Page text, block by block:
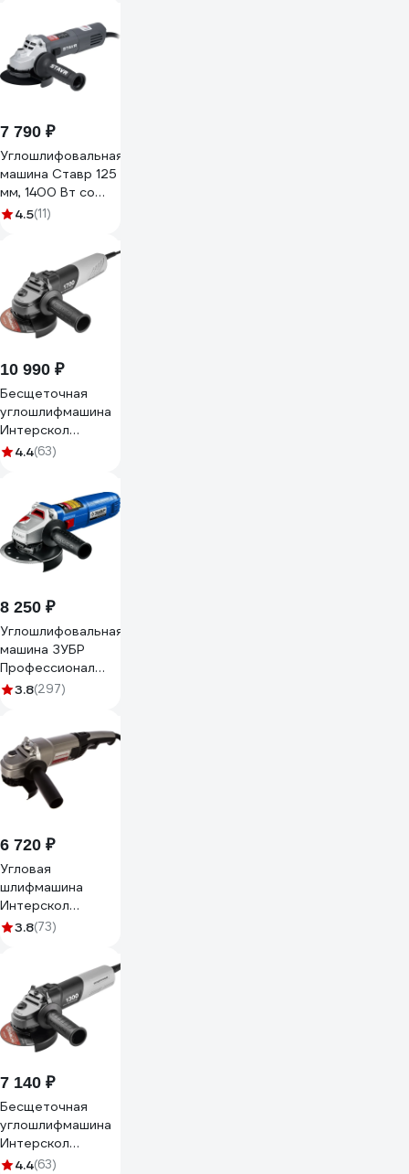
7 790 ₽
Углошлифовальная
машина Ставр 125
мм, 1400 Вт со
стабилизацией и
SAG 14-125VSP,
9030700416
4.5(11)
10 990 ₽
Бесщеточная
углошлифмашина
Интерскол
УШМВ-125/1700Э
4.4(63)
8 250 ₽
Углошлифовальная
машина ЗУБР
Профессионал
УШМ-П125-1500
3.8(297)
6 720 ₽
Угловая
шлифмашина
Интерскол
УШМ-125/1400ЭЛ
3.8(73)
7 140 ₽
Бесщеточная
углошлифмашина
Интерскол
УШМВ-125/1300Э
4.4(63)